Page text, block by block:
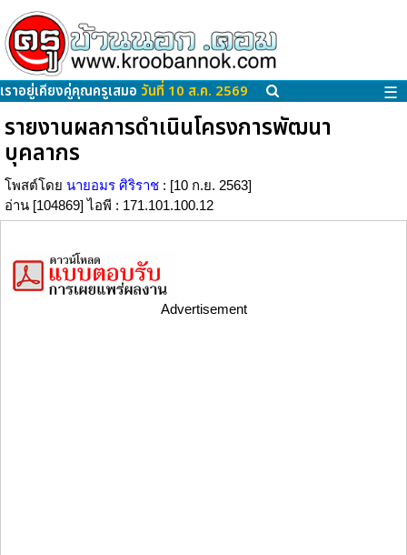
เราอยู่เคียงคู่คุณครูเสมอ วันที่ 10 ส.ค. 2569 ☰
รายงานผลการดำเนินโครงการพัฒนา
บุคลากร
โพสต์โดย นายอมร ศิริราช : [10 ก.ย. 2563]
อ่าน [104869] ไอพี : 171.101.100.12
Advertisement